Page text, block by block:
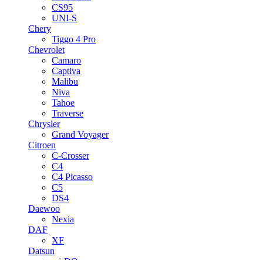
CS95
UNI-S
Chery
Tiggo 4 Pro
Chevrolet
Camaro
Captiva
Malibu
Niva
Tahoe
Traverse
Chrysler
Grand Voyager
Citroen
C-Crosser
C4
C4 Picasso
C5
DS4
Daewoo
Nexia
DAF
XF
Datsun